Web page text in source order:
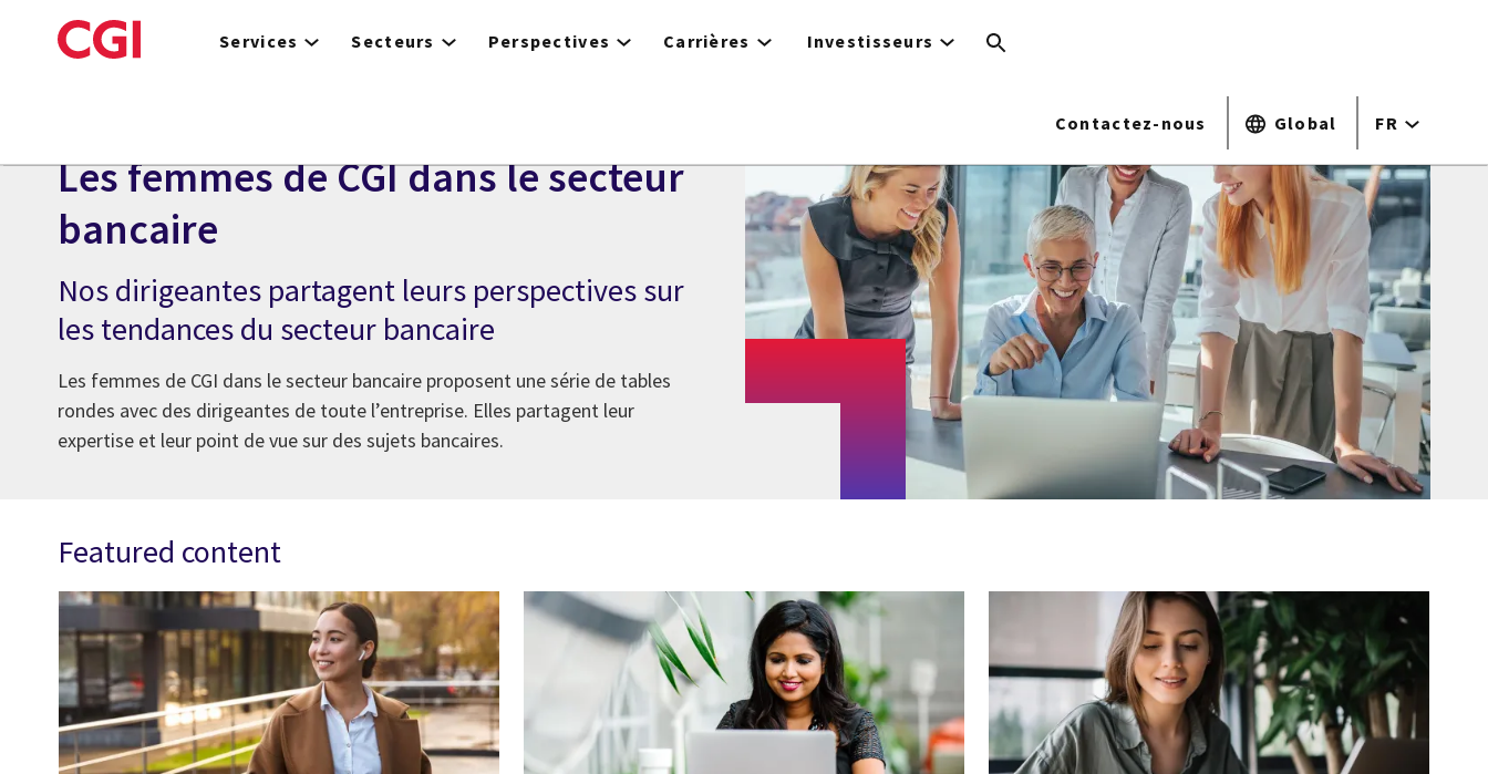
to
Services Secteurs Perspectives Carrières Investisseurs
Contactez-nous Global FR
Les femmes de CGI dans le secteur
bancaire
Nos dirigeantes partagent leurs perspectives sur
les tendances du secteur bancaire
Les femmes de CGI dans le secteur bancaire proposent une série de tables
rondes avec des dirigeantes de toute l’entreprise. Elles partagent leur
expertise et leur point de vue sur des sujets bancaires.
Featured content